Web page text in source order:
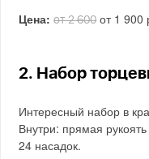
Цена: от 2 600от 1 900
2. Набор
Интересный набор в
Внутри: прямая
24 насадок.